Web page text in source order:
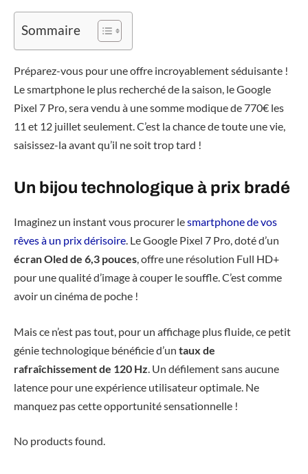
Sommaire
Préparez-vous pour une offre incroyablement séduisante !
Le smartphone le plus recherché de la saison, le Google
Pixel 7 Pro, sera vendu à une somme modique de 770€ les
11 et 12 juillet seulement. C’est la chance de toute une vie,
saisissez-la avant qu’il ne soit trop tard !
Un bijou technologique à prix bradé
Imaginez un instant vous procurer lesmartphone de vos
rêves à un prix dérisoire. Le Google Pixel 7 Pro, doté d’un
écran Oled de 6,3 pouces, offre une résolution Full HD+
pour une qualité d’image à couper le souffle. C’est comme
avoir un cinéma de poche !
Mais ce n’est pas tout, pour un affichage plus fluide, ce petit
génie technologique bénéficie d’un taux de
rafraîchissement de 120 Hz . Un défilement sans aucune
latence pour une expérience utilisateur optimale. Ne
manquez pas cette opportunité sensationnelle !
No products found.